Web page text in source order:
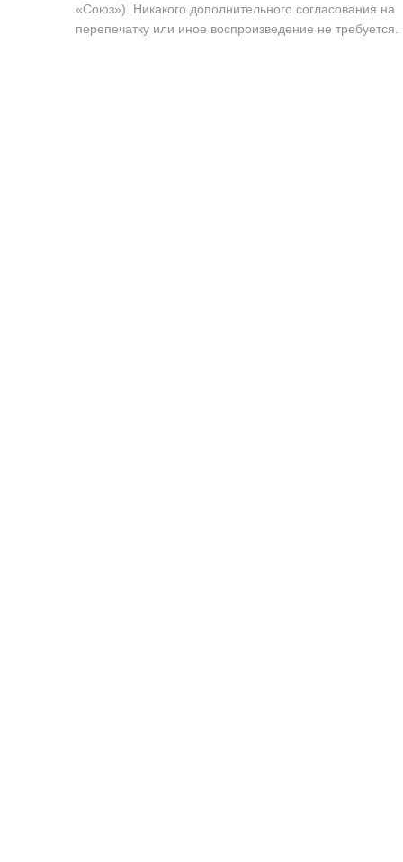
«Союз»). Никакого дополнительного согласования на
перепечатку или иное воспроизведение не требуется.